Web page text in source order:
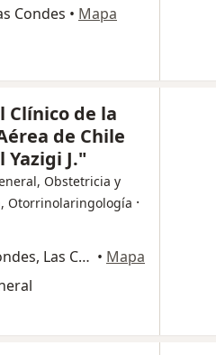
Condes • Mapa
Clínico de la
de Chile
Yazigi J."
Obstetricia y
Otorrinolaringología ·
Av. Las Condes 8631, Las Condes, Las Condes • Mapa